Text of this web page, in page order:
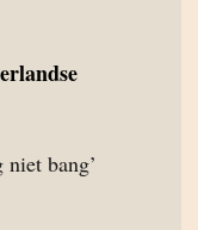
bang’